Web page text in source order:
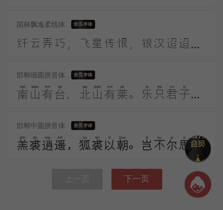
国林飘逸柔线体
纤云弄巧，飞星传恨，银汉迢迢暗度。金风玉露一相逢，便胜却人间无数。柔情似水，佳期如梦，忍顾鹊桥归路。两情若是久长时，又岂在朝朝暮暮。
邯郸细圆拼音体
南山有台，北山有莱。乐只君子，邦家之基。乐只君子，万寿无期。南山有桑，北山有杨。乐只君子，邦家之光。乐只君子，万寿无疆。
邯郸中圆拼音体
羔裘逍遥，狐裘以朝。岂不尔思？劳心忉忉。羔裘翱翔，狐裘在堂。岂不尔思？我心忧伤。羔裘如膏，日出有曜。岂不尔思？中心是悼。
下一页